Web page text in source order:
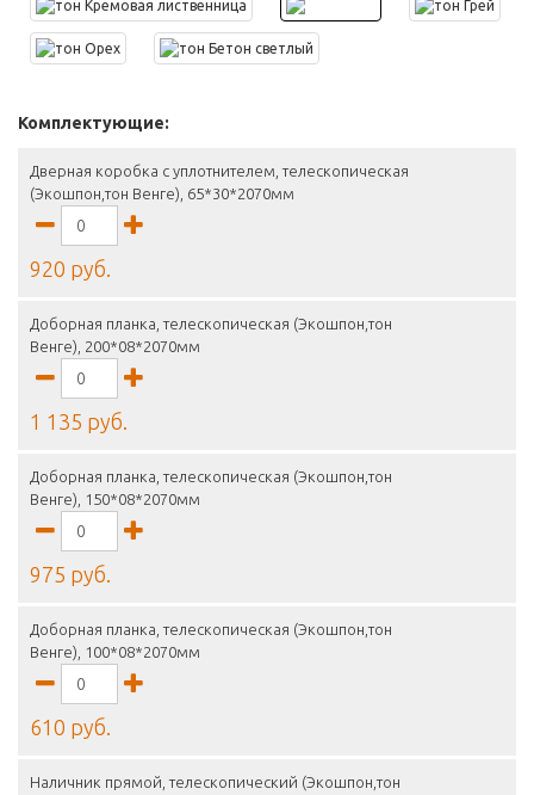
Комплектующие:
Дверная коробка с уплотнителем, телескопическая
(Экошпон,тон Венге), 65*30*2070мм
920 руб.
Доборная планка, телескопическая (Экошпон,тон
Венге), 200*08*2070мм
1 135 руб.
Доборная планка, телескопическая (Экошпон,тон
Венге), 150*08*2070мм
975 руб.
Доборная планка, телескопическая (Экошпон,тон
Венге), 100*08*2070мм
610 руб.
Наличник прямой, телескопический (Экошпон,тон